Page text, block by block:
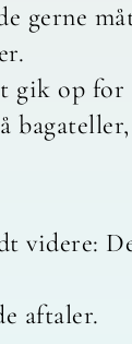
gerne
gik op
videre:
aftaler.